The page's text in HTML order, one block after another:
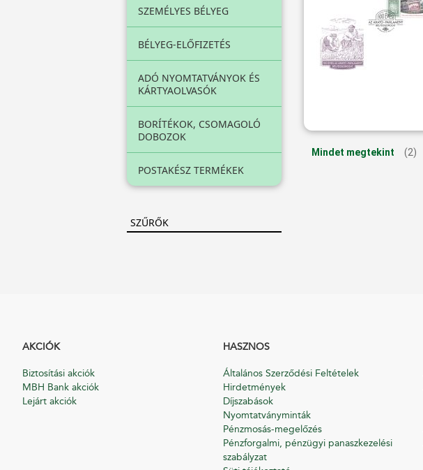
SZEMÉLYES BÉLYEG
BÉLYEG-ELŐFIZETÉS
ADÓ NYOMTATVÁNYOK ÉS
KÁRTYAOLVASÓK
BORÍTÉKOK, CSOMAGOLÓ
DOBOZOK
POSTAKÉSZ TERMÉKEK
SZŰRŐK
Mindet megtekint (2)
AKCIÓK
Biztosítási akciók
MBH Bank akciók
Lejárt akciók
HASZNOS
Általános Szerződési Feltételek
Hirdetmények
Díjszabások
Nyomtatványminták
Pénzmosás-megelőzés
Pénzforgalmi, pénzügyi panaszkezelési
szabályzat